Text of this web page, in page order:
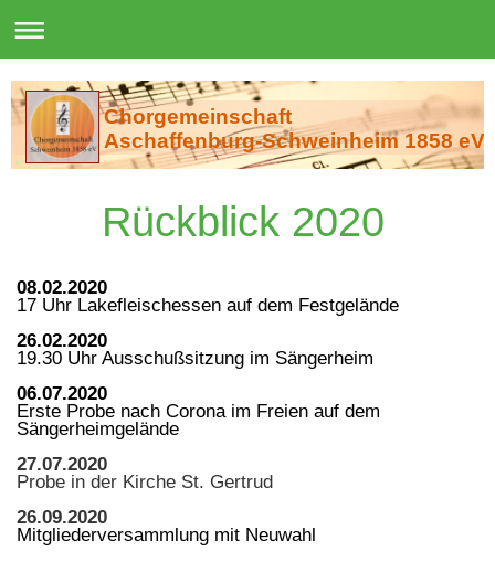
Chorgemeinschaft
Aschaffenburg-Schweinheim 1858 eV
Rückblick 2020
08.02.2020
17 Uhr Lakefleischessen auf dem Festgelände
26.02.2020
19.30 Uhr Ausschußsitzung im Sängerheim
06.07.2020
Erste Probe nach Corona im Freien auf dem
Sängerheimgelände
27.07.2020
Probe in der Kirche St. Gertrud
26.09.2020
Mitgliederversammlung mit Neuwahl